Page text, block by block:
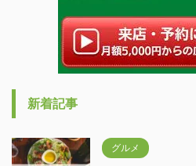
新着記事
グルメ